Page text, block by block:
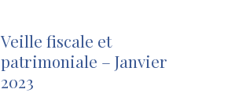
Veille fiscale et
patrimoniale – Janvier
2023